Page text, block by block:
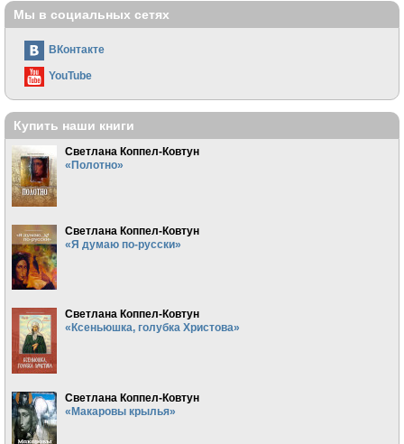
Мы в социальных сетях
ВКонтакте
YouTube
Купить наши книги
Светлана Коппел-Ковтун
«Полотно»
Светлана Коппел-Ковтун
«Я думаю по-русски»
Светлана Коппел-Ковтун
«Ксеньюшка, голубка Христова»
Светлана Коппел-Ковтун
«Макаровы крылья»